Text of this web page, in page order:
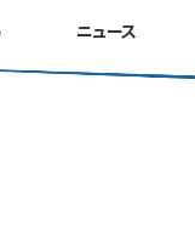
ニュース